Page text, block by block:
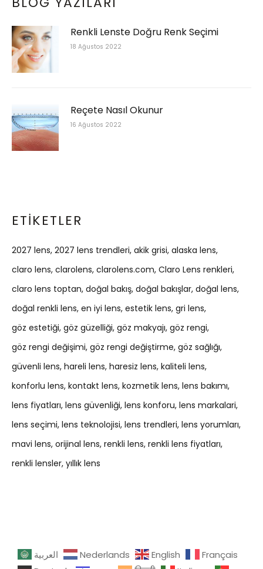
Renkli Lenste Doğru Renk Seçimi
18 Ağustos 2022
Reçete Nasıl Okunur
16 Ağustos 2022
ETIKETLER
2027 lens 2027 lens trendleri akik grisi alaska lens
claro lens clarolens clarolens.com Claro Lens renkleri
claro lens toptan doğal bakış doğal bakışlar doğal lens
doğal renkli lens en iyi lens estetik lens gri lens
göz estetiği göz güzelliği göz makyajı göz rengi
göz rengi değişimi göz rengi değiştirme göz sağlığı
güvenli lens hareli lens haresiz lens kaliteli lens
konforlu lens kontakt lens kozmetik lens lens bakımı
lens fiyatları lens güvenliği lens konforu lens markalari
lens seçimi lens teknolojisi lens trendleri lens yorumları
mavi lens orijinal lens renkli lens renkli lens fiyatları
renkli lensler yıllık lens
العربية Nederlands English
Français